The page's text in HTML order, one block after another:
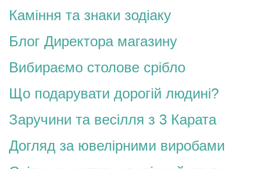
Каміння та знаки зодіаку
Блог Директора магазину
Вибираємо столове срібло
Що подарувати дорогій людині?
Заручини та весілля з 3 Карата
Догляд за ювелірними виробами